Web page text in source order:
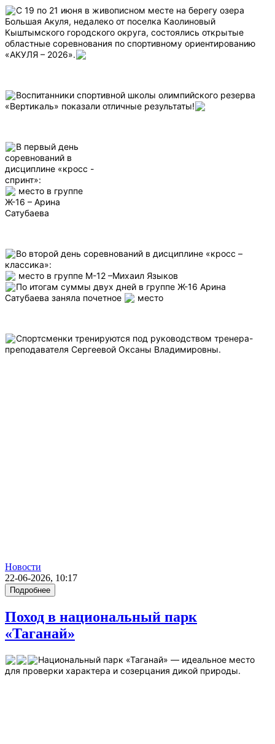
С 19 по 21 июня в живописном месте на берегу озера
Большая Акуля, недалеко от поселка Каолиновый
Кыштымского городского округа, состоялись открытые
областные соревнования по спортивному ориентированию
«АКУЛЯ – 2026».
Воспитанники спортивной школы олимпийского резерва
«Вертикаль» показали отличные результаты!
В первый день
соревнований в
дисциплине «кросс -
спринт»:
место в группе
Ж-16 – Арина
Сатубаева
Во второй день соревнований в дисциплине «кросс –
классика»:
место в группе М-12 –Михаил Языков
По итогам суммы двух дней в группе Ж-16 Арина
Сатубаева заняла почетное
место
Спортсменки тренируются под руководством тренера-
преподавателя Сергеевой Оксаны Владимировны.
Новости
22-06-2026, 10:17
Подробнее
Поход в национальный парк
«Таганай»
Национальный парк «Таганай» — идеальное место
для проверки характера и созерцания дикой природы.